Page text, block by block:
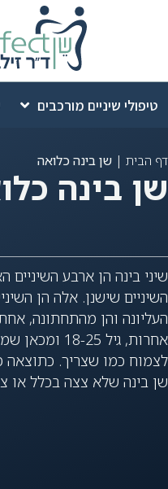
טיפולי שיניים מורכבים
דף הבית | שן בינה כלואה
שן בינה
השיניים שישנן. אלה הן
העליונה והן מהתחתונה,
אחרות, גיל
לצמוח כמו שצריך. כתוצאה
שן בינה שלא צצה בכלל או